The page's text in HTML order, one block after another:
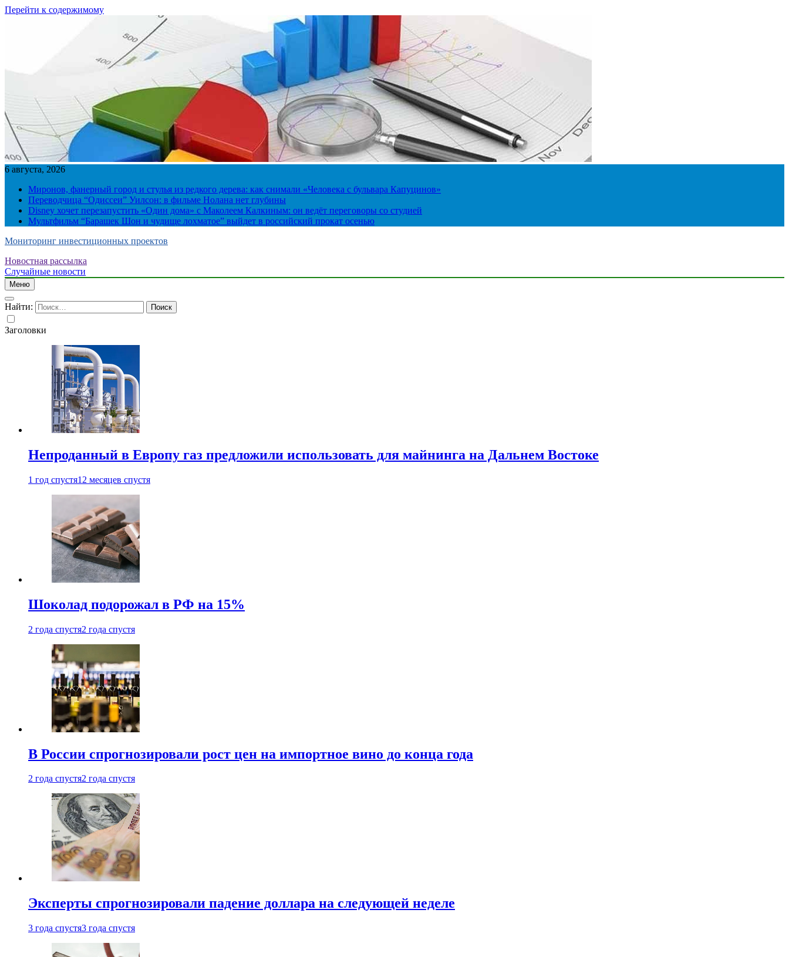
Перейти к содержимому
6 августа, 2026
Миронов, фанерный город и стулья из редкого дерева: как снимали «Человека с бульвара Капуцинов»
Переводчица “Одиссеи” Уилсон: в фильме Нолана нет глубины
Disney хочет перезапустить «Один дома» с Маколеем Калкиным: он ведёт переговоры со студией
Мультфильм “Барашек Шон и чудище лохматое” выйдет в российский прокат осенью
Мониторинг инвестиционных проектов
Новостная рассылка
Случайные новости
Меню
Найти:
Заголовки
Непроданный в Европу газ предложили использовать для майнинга на Дальнем Востоке
1 год спустя12 месяцев спустя
Шоколад подорожал в РФ на 15%
2 года спустя2 года спустя
В России спрогнозировали рост цен на импортное вино до конца года
2 года спустя2 года спустя
Эксперты спрогнозировали падение доллара на следующей неделе
3 года спустя3 года спустя